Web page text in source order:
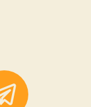
Telegram